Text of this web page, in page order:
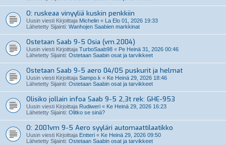
O: ruskeaa vinyyliä kuskin penkkiin
Uusin viesti Kirjoittaja Michelin « La Elo 01, 2026 19:33
Lähetetty Sijainti: Wanhojen Saabien markkinat
Ostetaan Saab 9-5 Osia (vm.2004)
Uusin viesti Kirjoittaja TurboSaab98 « Pe Heinä 31, 2026 00:46
Lähetetty Sijainti: Ostetaan Saabin osat ja tarvikkeet
Ostetaan Saab 9-5 aero 04/05 puskurit ja helmat
Uusin viesti Kirjoittaja Sampo.k « Ke Heinä 29, 2026 18:46
Lähetetty Sijainti: Ostetaan Saabin osat ja tarvikkeet
Olisiko jollain infoa Saab 9-5 2,3t rek: GHE-953
Uusin viesti Kirjoittaja Rudiweri « Ke Heinä 29, 2026 16:23
Lähetetty Sijainti: Olitko se sinä?
O: 2001vm 9-5 Aero syyläri automaattilaatikko
Uusin viesti Kirjoittaja Entteri « Ke Heinä 29, 2026 09:50
Lähetetty Sijainti: Ostetaan Saabin osat ja tarvikkeet